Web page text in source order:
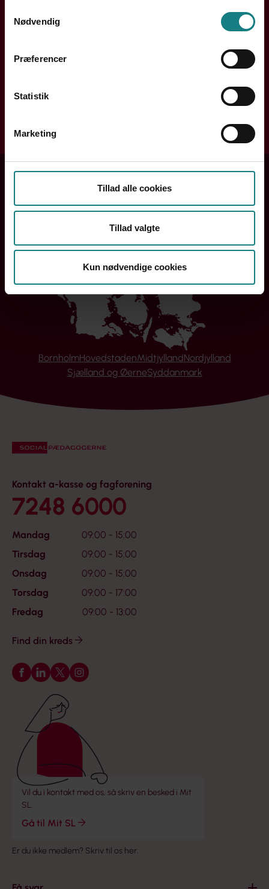
Nødvendig
Præferencer
Statistik
Marketing
Tillad alle cookies
Tillad valgte
Kun nødvendige cookies
Handler din henvendelse sig om løn, ansættelse eller din
Søg
BornholmHovedstadenMidtjyllandNordjylland
Sjælland og ØerneSyddanmark
Kontakt a-kasse og fagforening
7248 6000
Mandag
09:00 - 15:00
Tirsdag
09:00 - 15:00
Onsdag
09:00 - 15:00
Torsdag
09:00 - 17:00
Fredag
09:00 - 13:00
Find din kreds
Følg os på Facebook
Følg os på LinkedIn
Følg os på X
Følg os på Instagram
Vil du i kontakt med os, så skriv en besked i Mit
SL.
Gå til Mit SL
Er du ikke medlem? Skriv til os her.